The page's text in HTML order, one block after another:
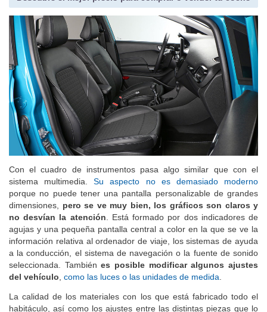
Descubre el mejor precio para comprar o vender tu coche
Con el cuadro de instrumentos pasa algo similar que con el
sistema multimedia.Su aspecto no es demasiado moderno
porque no puede tener una pantalla personalizable de grandes
dimensiones,pero se ve muy bien, los gráficos son claros y
no desvían la atención. Está formado por dos indicadores de
agujas y una pequeña pantalla central a color en la que se ve la
información relativa al ordenador de viaje, los sistemas de ayuda
a la conducción, el sistema de navegación o la fuente de sonido
seleccionada. Tambiénes posible modificar algunos ajustes
La calidad de los materiales con los que está fabricado todo el